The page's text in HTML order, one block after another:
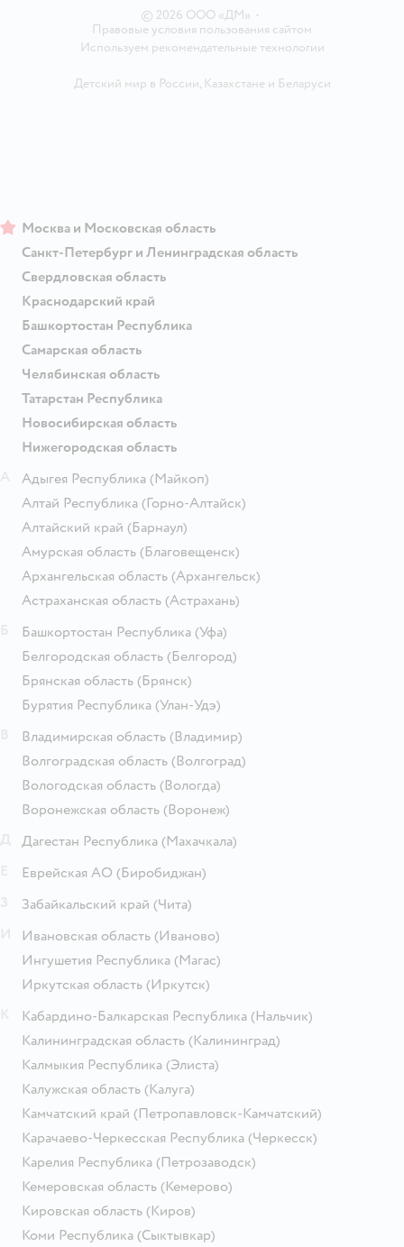
© 2026 ООО «ДМ» •
Правовые условия пользования сайтом
Используем рекомендательные технологии
Детский мир в России, Казахстанеи Беларуси
Москва и Московская область
Санкт-Петербург и Ленинградская область
Свердловская область
Краснодарский край
Башкортостан Республика
Самарская область
Челябинская область
Татарстан Республика
Новосибирская область
Нижегородская область
Адыгея Республика (Майкоп)
Алтай Республика (Горно-Алтайск)
Алтайский край (Барнаул)
Амурская область (Благовещенск)
Архангельская область (Архангельск)
Астраханская область (Астрахань)
Башкортостан Республика (Уфа)
Белгородская область (Белгород)
Брянская область (Брянск)
Бурятия Республика (Улан-Удэ)
Владимирская область (Владимир)
Волгоградская область (Волгоград)
Вологодская область (Вологда)
Воронежская область (Воронеж)
Дагестан Республика (Махачкала)
Еврейская АО (Биробиджан)
Забайкальский край (Чита)
Ивановская область (Иваново)
Ингушетия Республика (Магас)
Иркутская область (Иркутск)
Кабардино-Балкарская Республика (Нальчик)
Калининградская область (Калининград)
Калмыкия Республика (Элиста)
Калужская область (Калуга)
Камчатский край (Петропавловск-Камчатский)
Карачаево-Черкесская Республика (Черкесск)
Карелия Республика (Петрозаводск)
Кемеровская область (Кемерово)
Кировская область (Киров)
Коми Республика (Сыктывкар)